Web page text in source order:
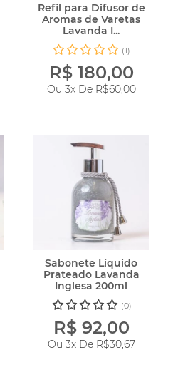
Refil para Difusor de
Aromas de Varetas
Lavanda I...
(1)
R$ 180,00
Ou 3x De R$60,00
Sabonete Líquido
Prateado Lavanda
Inglesa 200ml
(0)
R$ 92,00
Ou 3x De R$30,67